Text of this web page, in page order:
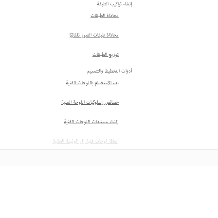
إنشاء تراكيب الطبقة
محاذاة الطبقات
محاذاة طبقات الصور تلقائيًا
توزيع الطبقات
أدوات التخطيط والتصميم
بدء الاستخدام باللوحات الفنية
خصائص وسلوكيات اللوحة الفنية
إنشاء مستندات اللوحات الفنية
إضافة لوحات فنية إلى الوثيقة الحالية